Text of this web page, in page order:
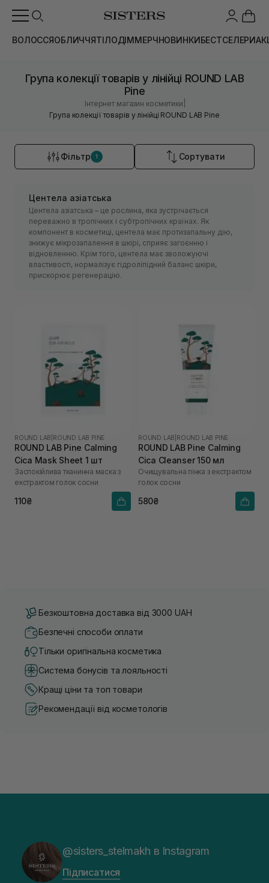
ВОЛОССЯОБЛИЧЧЯТІЛОДІММЕРЧНОВИНКИБЕСТСЕЛЕРИ
Група колекції товарів у лінійці ROUND LAB
Pine
Інтернет магазин косметики
Група колекції товарів у лінійці ROUND LAB Pine
Фільтр 1 Сортувати
Центела азіатська
Центела азіатська – це рослина, яка зустрічається
переважно в тропічних і субтропічних країнах. Як
компонент в косметиці, центела має протизапальну дію,
знижує мікрозапалення в шкірі, сприяє загоєнню і
відновленню. Крім того, центела має зволожуючі
властивості, нормалізує гідроліпідний баланс шкіри,
прискорює регенерацію.
ROUND LAB ROUND LAB PINE
ROUND LAB Pine Calming
Cica Mask Sheet 1 шт
Заспокійлива тканинна маска з
екстрактом голок сосни
110₴
ROUND LAB ROUND LAB PINE
ROUND LAB Pine Calming
Cica Cleanser 150 мл
Очищувальна пінка з екстрактом
голок сосни
580₴
Безкоштовна доставка від 3000 UAH
Безпечні способи оплати
Тільки оригінальна косметика
Система бонусів та лояльності
Кращі ціни та топ товари
Рекомендації від косметологів
@sisters_stelmakh в Instagram
Підписатися